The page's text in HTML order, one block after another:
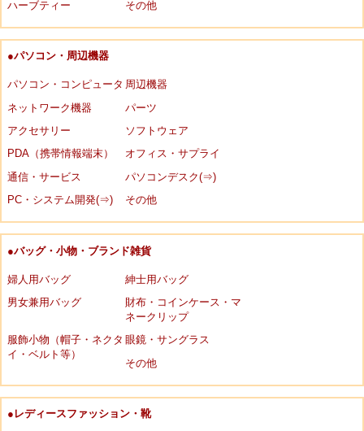
ハーブティー
その他
●パソコン・周辺機器
パソコン・コンピュータ 周辺機器
ネットワーク機器
パーツ
アクセサリー
ソフトウェア
PDA（携帯情報端末）
オフィス・サプライ
通信・サービス
パソコンデスク(⇒)
PC・システム開発(⇒)
その他
●バッグ・小物・ブランド雑貨
婦人用バッグ
紳士用バッグ
男女兼用バッグ
財布・コインケース・マ
ネークリップ
服飾小物（帽子・ネクタ
イ・ベルト等）
眼鏡・サングラス
その他
●レディースファッション・靴